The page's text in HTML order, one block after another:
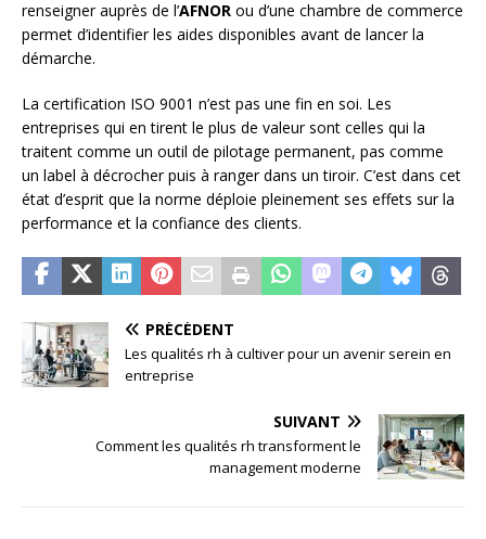
renseigner auprès de l’AFNOR ou d’une chambre de commerce
permet d’identifier les aides disponibles avant de lancer la
démarche.
La certification ISO 9001 n’est pas une fin en soi. Les
entreprises qui en tirent le plus de valeur sont celles qui la
traitent comme un outil de pilotage permanent, pas comme
un label à décrocher puis à ranger dans un tiroir. C’est dans cet
état d’esprit que la norme déploie pleinement ses effets sur la
performance et la confiance des clients.
PRÉCÉDENT
Les qualités rh à cultiver pour un avenir serein en
entreprise
SUIVANT
Comment les qualités rh transforment le
management moderne